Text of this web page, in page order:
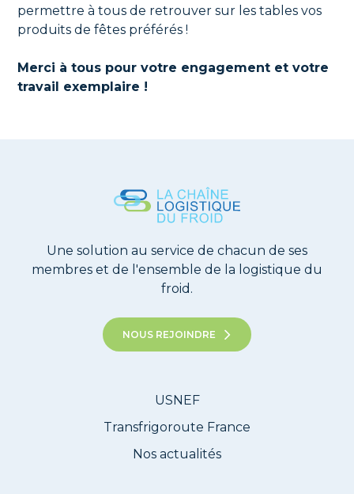
permettre à tous de retrouver sur les tables vos
produits de fêtes préférés !
Merci à tous pour votre engagement et votre
travail exemplaire !
Une solution au service de chacun de ses
membres et de l'ensemble de la logistique du
froid.
NOUS REJOINDRE
USNEF
Transfrigoroute France
Nos actualités